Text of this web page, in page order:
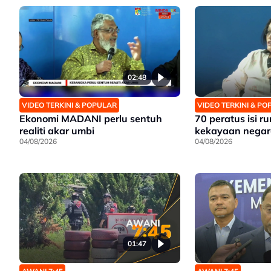
02:48
VIDEO TERKINI & POPULAR
Ekonomi MADANI perlu sentuh
realiti akar umbi
04/08/2026
VIDEO TERKINI &
70 peratus isi
kekayaan
04/08/2026
01:47